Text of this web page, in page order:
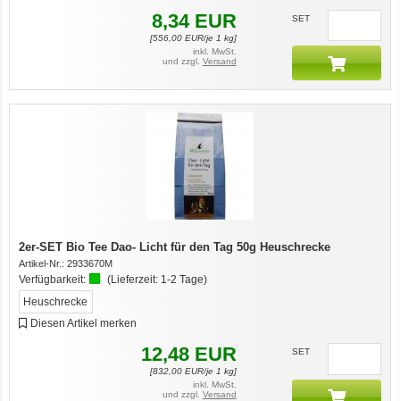
8,34 EUR
[556,00EUR/je 1 kg]
inkl. MwSt.
und zzgl. Versand
SET
2er-SET Bio Tee Dao- Licht für den Tag 50g Heuschrecke
Artikel-Nr.: 2933670M
Verfügbarkeit: (Lieferzeit: 1-2 Tage)
Heuschrecke
Diesen Artikel merken
12,48 EUR
[832,00EUR/je 1 kg]
inkl. MwSt.
und zzgl. Versand
SET